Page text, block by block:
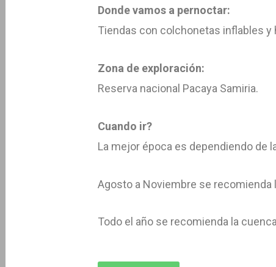
Donde vamos a pernoctar:
Tiendas con colchonetas inflables y
Zona de exploración:
Reserva nacional Pacaya Samiria.
Cuando ir?
La mejor época es dependiendo de
Agosto a Noviembre se recomienda
Todo el año se recomienda la